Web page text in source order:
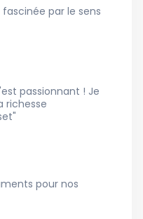
par le sens
passionnant ! Je
richesse
pour nos